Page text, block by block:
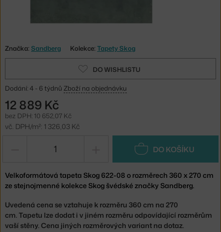
Značka: Sandberg Kolekce: Tapety Skog
DO WISHLISTU
Dodání: 4 - 6 týdnů Zboží na objednávku
12 889 Kč
bez DPH: 10 652,07 Kč
vč. DPH/m²: 1 326,03 Kč
DO KOŠÍKU
Velkoformátová tapeta Skog 622-08 o rozměrech 360 x 270 cm
ze stejnojmenné kolekce Skog švédské značky Sandberg.
Uvedená cena se vztahuje k rozměru 360 cm na 270
cm. Tapetu lze dodat i v jiném rozměru odpovídající rozměrům
vaší stěny. Cena jiných rozměrových variant na dotaz.